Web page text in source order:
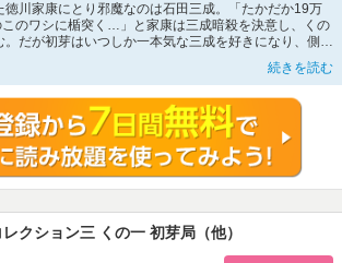
徳川家康にとり邪魔なのは石田三成。「たかだか19万
のワシに楯突く…」と家康は三成暗殺を決意し、くの
だが初芽はいつしか一本気な三成を好きになり、側
を知った家康は新たな暗殺者を三成の居城である佐和山
立ち塞がる。関ヶ原の戦いを控え、家康が送り込んだ忍
］】・【〈日本の怪談〉番町更屋敷】の3作品収録！
続きを読む
クション三 くの一 初芽局（他）